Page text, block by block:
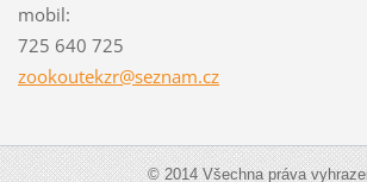
mobil:
725 640 725
zookoutekzr@seznam.cz
© 2014 Všechna práva